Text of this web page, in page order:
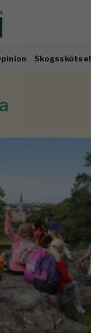
Skogsskötsel